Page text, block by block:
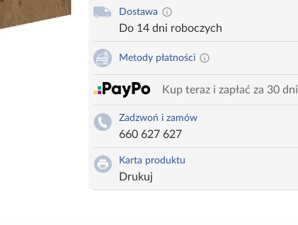
Dostawa
Do 14 dni roboczych
Metody płatności
Kup teraz i zapłać za 30 dni
Zadzwoń i zamów
660 627 627
Karta produktu
Drukuj